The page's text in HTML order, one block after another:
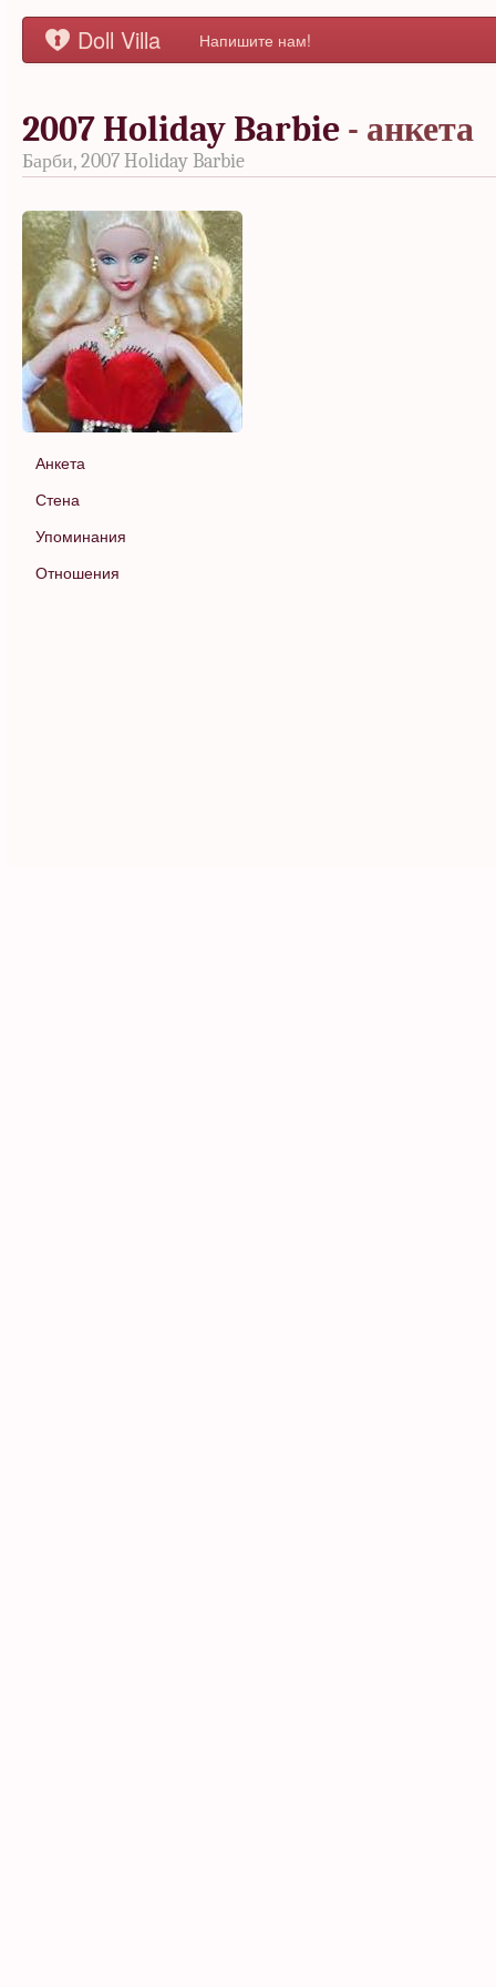
Doll Villa Напишите нам!
2007 Holiday Barbie - анкета
Барби, 2007 Holiday Barbie
Анкета
Стена
Упоминания
Отношения